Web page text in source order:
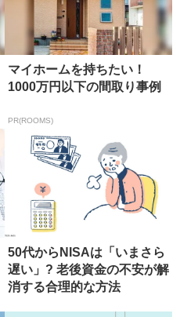
マイホームを持ちたい！
1000万円以下の間取り事例
PR(ROOMS)
50代からNISAは「いまさら
遅い」? 老後資金の不安が解
消する合理的な方法